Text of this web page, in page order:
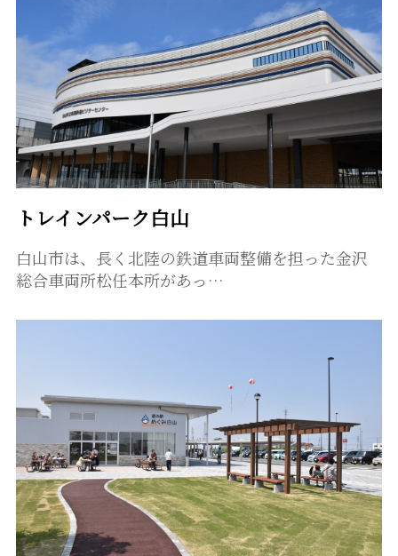
トレインパーク白山
白山市は、長く北陸の鉄道車両整備を担った金沢
総合車両所松任本所があっ…